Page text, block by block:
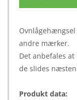
Ovnlågehængsel
andre mærker.
Det anbefales
de slides
Produkt data: